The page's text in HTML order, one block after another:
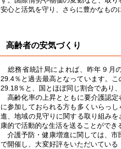
安心と活気を守り、さらに豊かなもの
高齢者の安気づくり
総務省統計局によれば、昨年９月
29.4％と過去最高となっています。
29.18％と、国とほぼ同じ割合であり
高齢化率の上昇とともに要介護認定
に参加しておられる方も多くいらっ
進、地域の見守りに関する取り組み
康的で活動的な生活を送ることができ
介護予防・健康増進に関しては、市
で開催し、大変好評をいただいてい